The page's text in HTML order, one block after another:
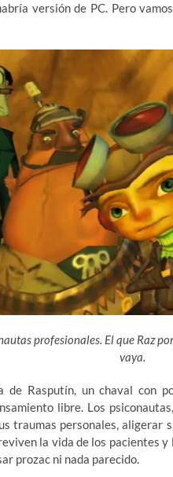
versión de PC. Pero
profesionales. El que Raz
vaya.
de Rasputín, un chaval con
libre. Los
traumas personales, aligerar
la vida de los pacientes
prozac ni nada parecido.